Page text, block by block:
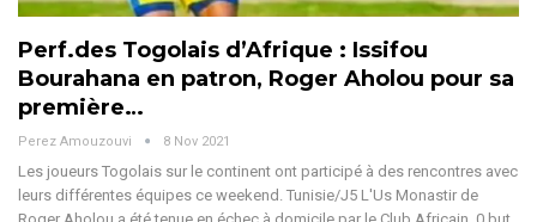
Perf.des Togolais d’Afrique : Issifou
Bourahana en patron, Roger Aholou pour sa
première…
Perez Amouzouvi 8 Nov 2021
Les joueurs Togolais sur le continent ont participé à des rencontres avec
leurs différentes équipes ce weekend. Tunisie/J5 L'Us Monastir de